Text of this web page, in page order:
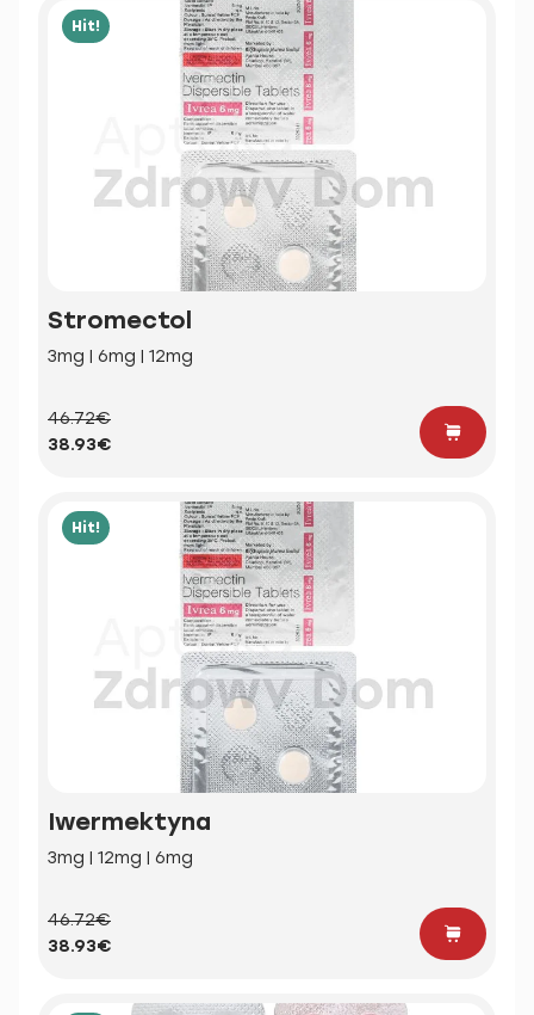
Hit!
Stromectol
3mg | 6mg | 12mg
46.72€
38.93€
Hit!
Iwermektyna
3mg | 12mg | 6mg
46.72€
38.93€